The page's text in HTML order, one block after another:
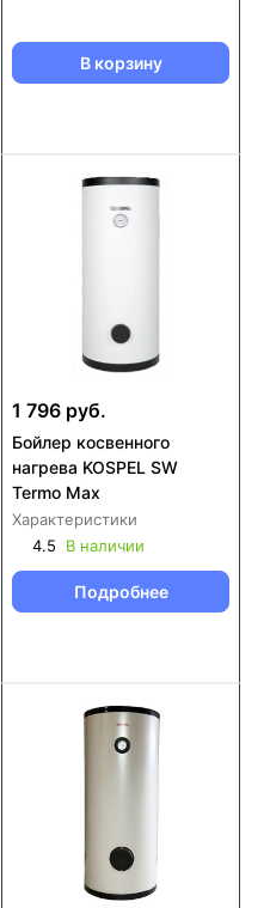
В корзину
1 796 руб.
Бойлер косвенного
нагрева KOSPEL SW
Termo Max
Характеристики
4.5
В наличии
Подробнее